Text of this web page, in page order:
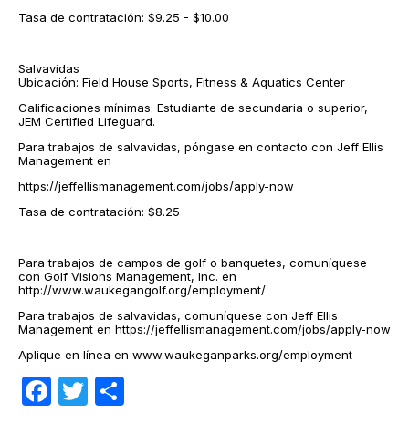
Tasa de contratación: $9.25 - $10.00
Salvavidas
Ubicación: Field House Sports, Fitness & Aquatics Center
Calificaciones mínimas: Estudiante de secundaria o superior,
JEM Certified Lifeguard.
Para trabajos de salvavidas, póngase en contacto con Jeff Ellis
Management en
https://jeffellismanagement.com/jobs/apply-now
Tasa de contratación: $8.25
Para trabajos de campos de golf o banquetes, comuníquese
con Golf Visions Management, Inc. en
http://www.waukegangolf.org/employment/
Para trabajos de salvavidas, comuníquese con Jeff Ellis
Management en https://jeffellismanagement.com/jobs/apply-now
Aplique en línea en www.waukeganparks.org/employment
Facebook
Twitter